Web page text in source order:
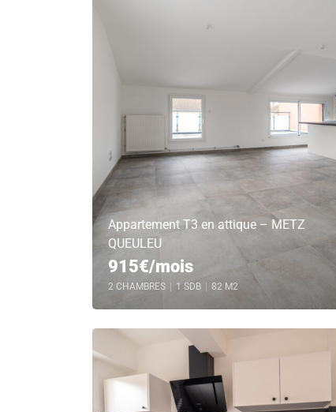
Appartement T3 en attique – METZ
QUEULEU
915€/mois
2 CHAMBRES 1 SDB 82 M2